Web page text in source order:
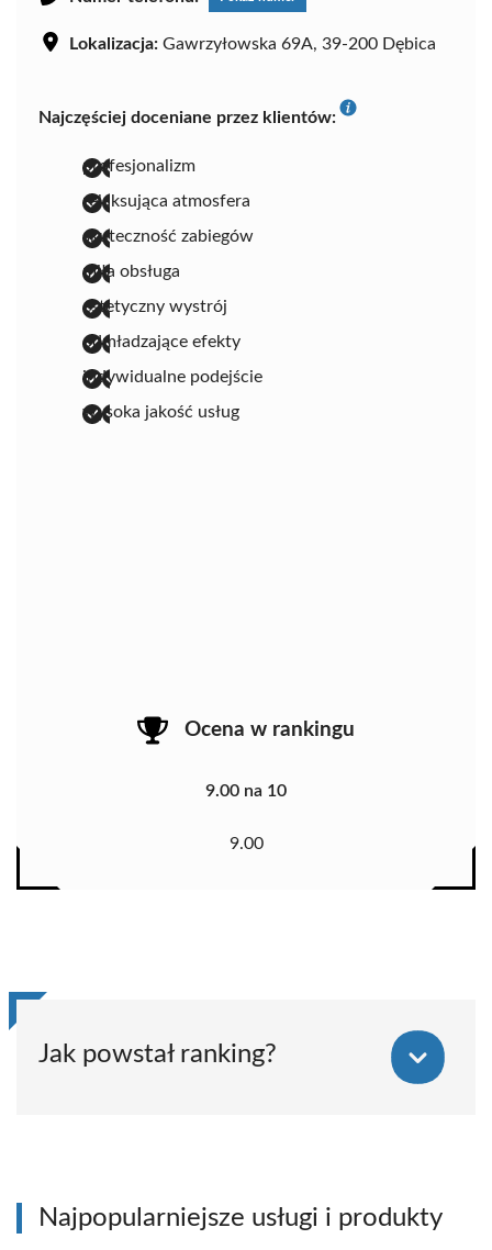
Lokalizacja: Gawrzyłowska 69A, 39-200 Dębica
Najczęściej doceniane przez klientów:
profesjonalizm
relaksująca atmosfera
skuteczność zabiegów
miła obsługa
estetyczny wystrój
odmładzające efekty
indywidualne podejście
wysoka jakość usług
Ocena w rankingu
9.00 na 10
9.00
Jak powstał ranking?
Najpopularniejsze usługi i produkty